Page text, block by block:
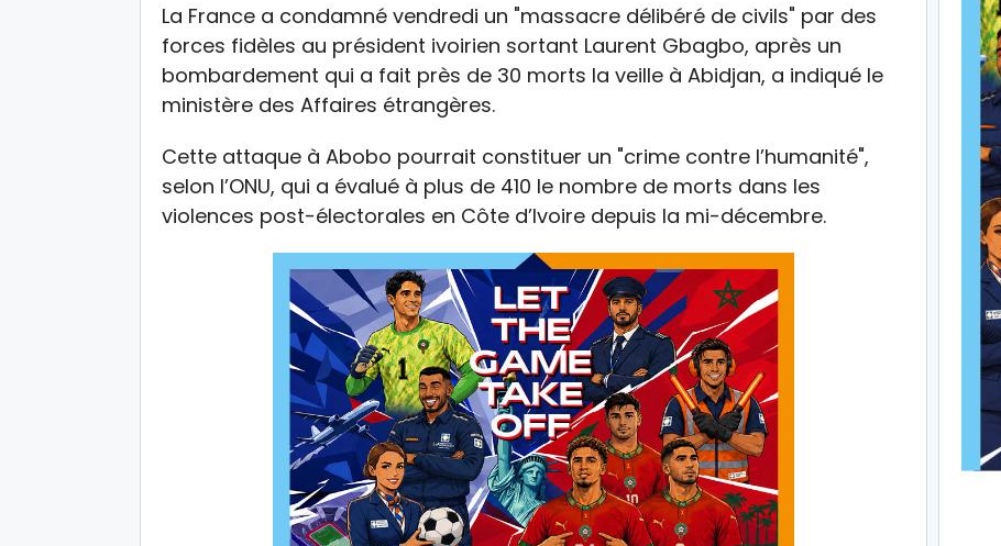
La France a condamné vendredi un "massacre délibéré de civils" par des
forces fidèles au président ivoirien sortant Laurent Gbagbo, après un
bombardement qui a fait près de 30 morts la veille à Abidjan, a indiqué le
ministère des Affaires étrangères.
Cette attaque à Abobo pourrait constituer un "crime contre l’humanité",
selon l’ONU, qui a évalué à plus de 410 le nombre de morts dans les
violences post-électorales en Côte d’Ivoire depuis la mi-décembre.